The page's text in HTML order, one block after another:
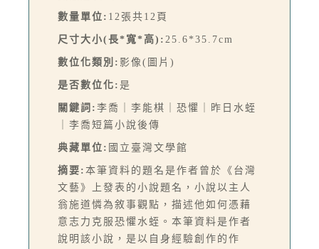
數量單位: 12張共12頁
尺寸大小(長*寬*高): 25.6*35.7cm
數位化類別: 影像(圖片)
是否數位化: 是
關鍵詞: 李喬｜李能棋｜恐懼｜昨日水蛭
｜李喬短篇小說後傳
典藏單位: 國立臺灣文學館
摘要: 本筆資料的題名是作者曾於《台灣
文藝》上發表的小說題名，小說以主人
翁施道憐為敘事觀點，描述他如何憑藉
意志力克服恐懼水蛭。本筆資料是作者
說明該小說，是以自身經驗創作的作